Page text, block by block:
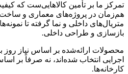
تمرکز ما بر تأمین کالاهایی‌ست که
هم‌زمان در پروژه‌های معماری و
متریال‌های داخلی و نما گرفته تا
بازسازی و طراحی داخلی.
محصولات ارائه‌شده بر اساس نیاز روز
اجرایی انتخاب شده‌اند، نه صرفاً بر
کارخانه‌ها.